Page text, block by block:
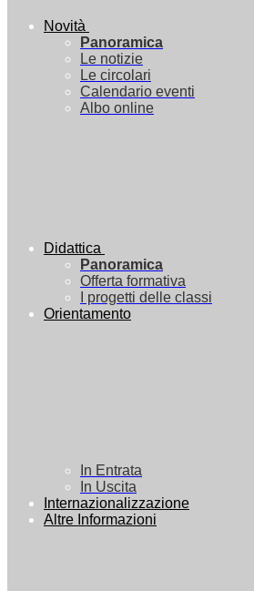
Novità
Panoramica
Le notizie
Le circolari
Calendario eventi
Albo online
Didattica
Panoramica
Offerta formativa
I progetti delle classi
Orientamento
In Entrata
In Uscita
Internazionalizzazione
Altre Informazioni